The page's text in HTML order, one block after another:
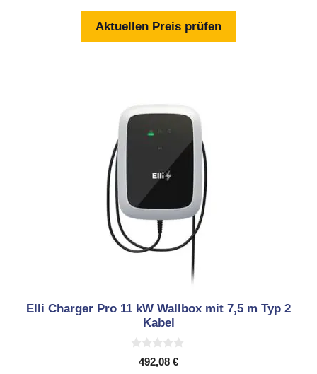
5
Aktuellen Preis prüfen
Elli Charger Pro 11 kW Wallbox mit 7,5 m Typ 2
Kabel
492,08 €